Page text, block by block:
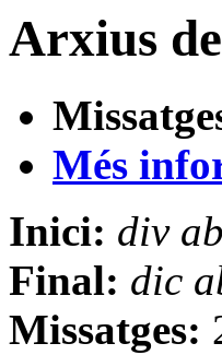
Arxius
Més
Inici: div
Final: dic
Missatges: